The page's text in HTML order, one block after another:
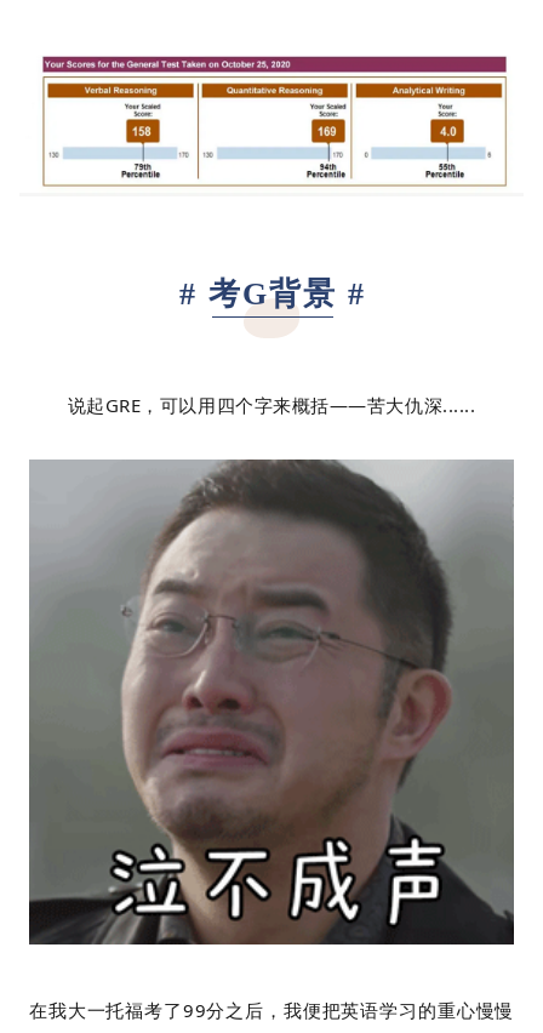
# 考G背景 #
说起GRE，可以用四个字来概括——苦大仇深......
在我大一托福考了99分之后，我便把英语学习的重心慢慢